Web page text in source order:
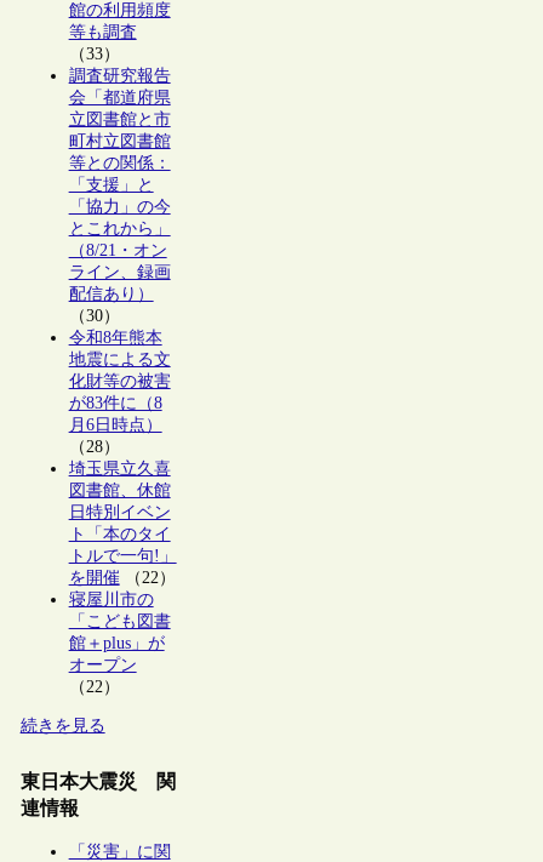
館の利用頻度
等も調査
（33）
調査研究報告
会「都道府県
立図書館と市
町村立図書館
等との関係：
「支援」と
「協力」の今
とこれから」
（8/21・オン
ライン、録画
配信あり）
（30）
令和8年熊本
地震による文
化財等の被害
が83件に（8
月6日時点）
（28）
埼玉県立久喜
図書館、休館
日特別イベン
ト「本のタイ
トルで一句!」
を開催（22）
寝屋川市の
「こども図書
館＋plus」が
オープン
（22）
続きを見る
東日本大震災 関
連情報
「災害」に関